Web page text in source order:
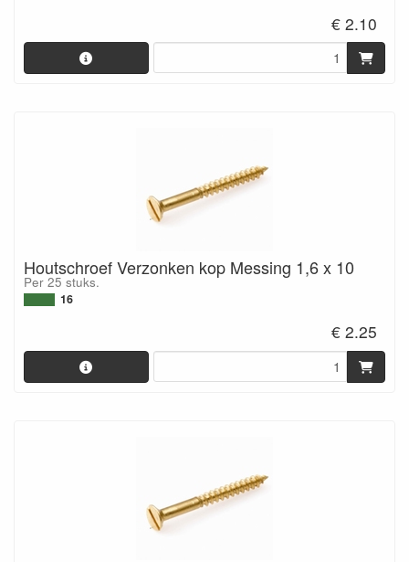
€ 2.10
Houtschroef Verzonken kop Messing 1,6 x 10
Per 25 stuks.
16
€ 2.25